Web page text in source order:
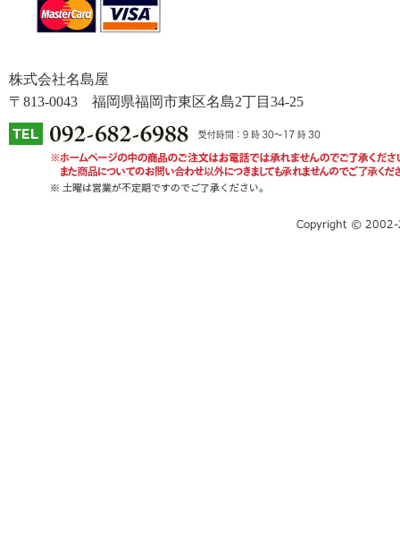
株式会社名島屋
〒813-0043 福岡県福岡市東区名島2丁目34-25